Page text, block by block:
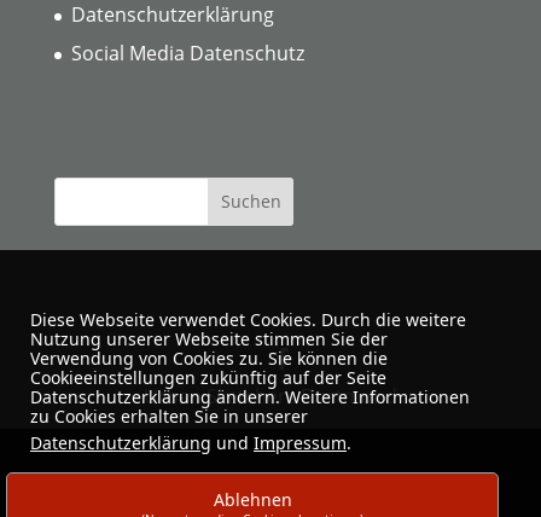
Datenschutzerklärung
Social Media Datenschutz
Urban Sketchers Dortmund
Diese Webseite verwendet Cookies. Durch die weitere
Nutzung unserer Webseite stimmen Sie der
Verwendung von Cookies zu. Sie können die
Cookieeinstellungen zukünftig auf der Seite
Datenschutzerklärung ändern. Weitere Informationen
zu Cookies erhalten Sie in unserer
Datenschutzerklärung und Impressum.
Ablehnen